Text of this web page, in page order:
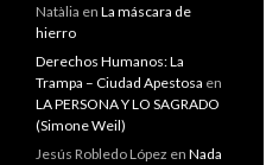
Natàlia en La máscara de
hierro
Derechos Humanos: La
Trampa – Ciudad Apestosa en
LA PERSONA Y LO SAGRADO
(Simone Weil)
Jesús Robledo López en Nada